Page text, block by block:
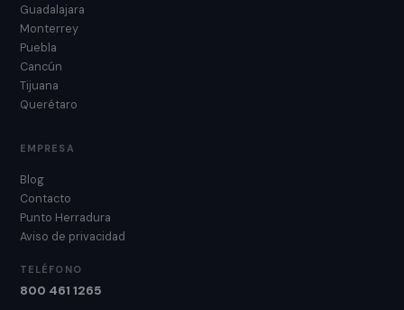
Guadalajara
Monterrey
Puebla
Cancún
Tijuana
Querétaro
EMPRESA
Blog
Contacto
Punto Herradura
Aviso de privacidad
TELÉFONO
800 461 1265